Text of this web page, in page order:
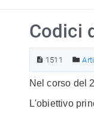
Codici
1511
Nel corso del
L'obiettivo